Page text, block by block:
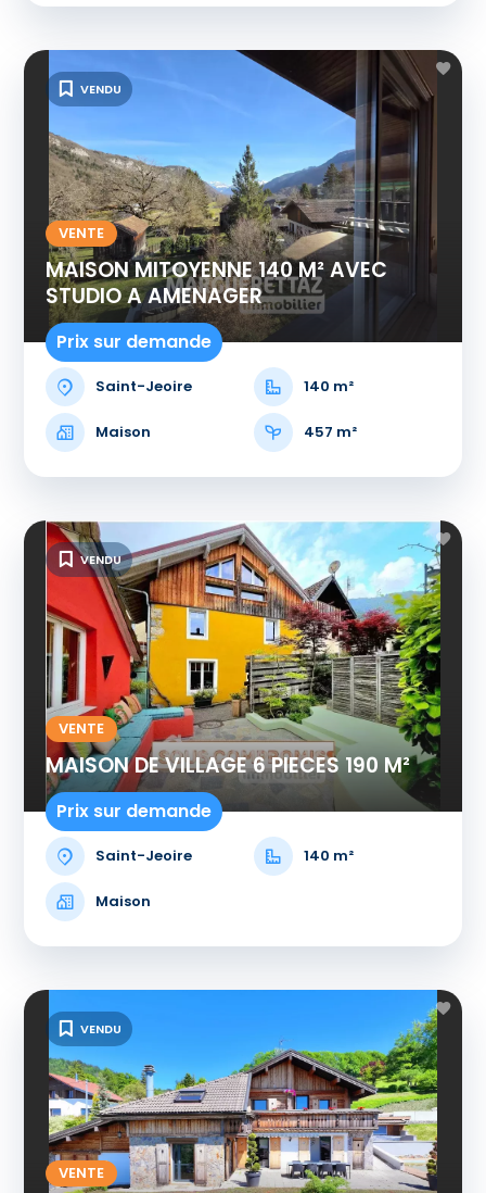
VENTE
MAISON MITOYENNE 140 M² AVEC
STUDIO A AMENAGER
Prix sur demande
Saint-Jeoire 140 m²
Maison 457 m²
VENDU
VENTE
MAISON DE VILLAGE 6 PIECES 190 M²
Prix sur demande
Saint-Jeoire 140 m²
Maison
VENDU
VENTE
VENDU